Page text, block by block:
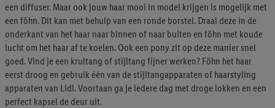
een diffuser. Maar ook jouw haar mooi in model krijgen is mogelijk met
een föhn. Dit kan met behulp van een ronde borstel. Draai deze in de
onderkant van het haar naar binnen of naar buiten en föhn met koude
lucht om het haar af te koelen. Ook een pony zit op deze manier snel
goed. Vind je een krultang of stijltang fijner werken? Föhn het haar
eerst droog en gebruik één van de stijltangapparaten of haarstyling
apparaten van Lidl. Voortaan ga je iedere dag met droge lokken en een
perfect kapsel de deur uit.